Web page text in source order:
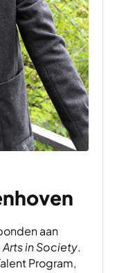
aan
in Society.
Program,